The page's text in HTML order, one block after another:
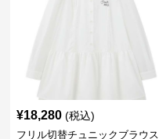
¥18,280 (税込)
フリル切替チュニックブラウス